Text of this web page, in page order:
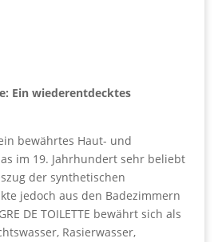
Ein wiederentdecktes
bewährtes Haut- und
im 19. Jahrhundert sehr beliebt
der synthetischen
jedoch aus den Badezimmern
DE TOILETTE bewährt sich als
Rasierwasser,